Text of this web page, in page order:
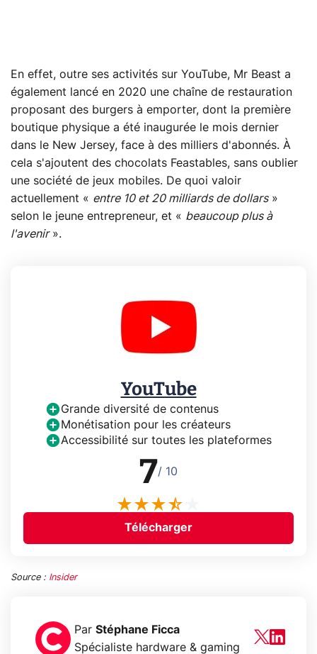
En effet, outre ses activités sur YouTube, Mr Beast a
également lancé en 2020 une chaîne de restauration
proposant des burgers à emporter, dont la première
boutique physique a été inaugurée le mois dernier
dans le New Jersey, face à des milliers d'abonnés. À
cela s'ajoutent des chocolats Feastables, sans oublier
une société de jeux mobiles. De quoi valoir
actuellement « entre 10 et 20 milliards de dollars»
selon le jeune entrepreneur, et « beaucoup plus à
l'avenir».
YouTube
Grande diversité de contenus
Monétisation pour les créateurs
Accessibilité sur toutes les plateformes
7/ 10
Télécharger
Source : Insider
Par Stéphane Ficca
Spécialiste hardware & gaming